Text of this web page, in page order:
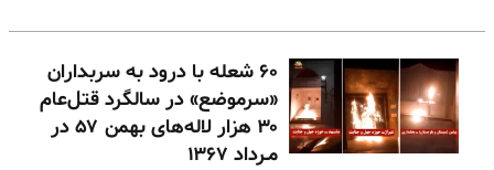
۶۰ شعله با درود به سربداران
«سرموضع» در سالگرد قتل‌عام
۳۰ هزار لاله‌های بهمن ۵۷ در
مـرداد ۱۳۶۷